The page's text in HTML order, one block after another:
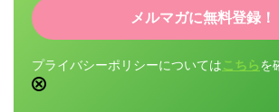
プライバシーポリシーについては こちら を